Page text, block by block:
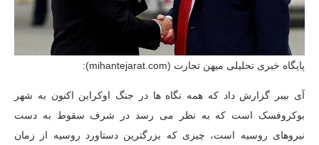
پایگاه خبری تحلیلی میهن تجارت (mihantejarat.com):
آی بیبر گزارش داد که همه نگاه ها در جنگ اوکراین اکنون به شهر
بوکروفسک است که به نظر می رسد در شرف سقوط به دست
نیروهای روسیه است، چیزی که بزرگترین دستاورد روسیه از زمان